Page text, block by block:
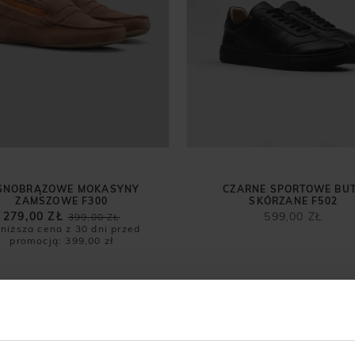
MOKASYNY
ZAMSZOWE F300
399,00 ZŁ
279,00 ZŁ
cena z 30 dni przed
promocją: 399,00 zł
CZARNE SPORTOWE
SKÓRZANE F502
599,00 ZŁ